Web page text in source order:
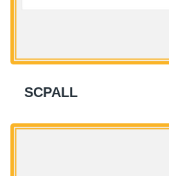
SCPALL